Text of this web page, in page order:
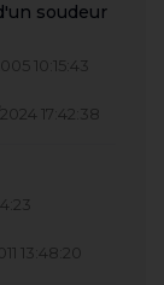
soudeur
10:15:43
17:42:38
13:48:20